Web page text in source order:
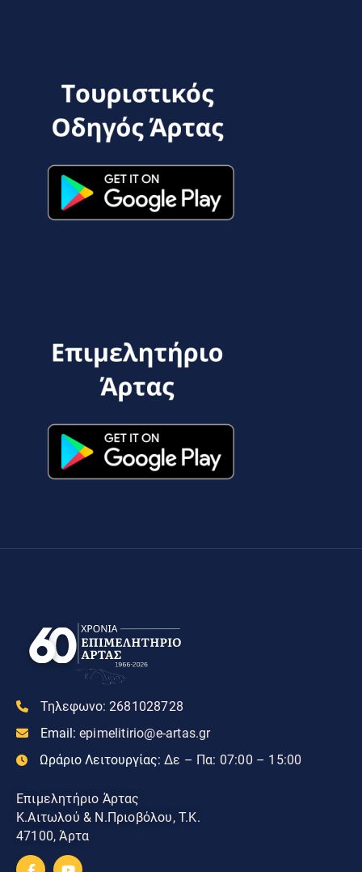
Τηλεφωνο: 2681028728
Email: epimelitirio@e-artas.gr
Ωράριο Λειτουργίας: Δε – Πα: 07:00 – 15:00
Επιμελητήριο Άρτας
Κ.Αιτωλού & Ν.Πριοβόλου, Τ.Κ.
47100, Άρτα